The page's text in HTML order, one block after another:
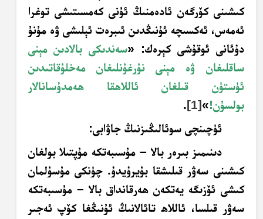
كىشىنى كۆرگەن ئادەمنىڭ ئۇنى كەمسىتىشى توغرا
ئەمەس، ئەكسىچە ئۇنىڭدىن ئىبرەت ئېلىشى ۋە مۇنۇ
دۇئانى ئوقۇشى كېرەك: «سەندىكى بالادىن مېنى
ساقلىغان ۋە مېنى نۇرغۇنلىغان مەخلۇقاتىدىن
ئۈستۈن قىلغان ئاللاھقا ھەمدۇسانالار
بولسۇن!»
[1]
.
ئۈچىنچى سوئالىڭىزنىڭ جاۋابى:
دىنىمىز بىرەر بالا – مۇسىبەتكە مۇپتىلا بولغان
كىشىنى سەۋر قىلىشقابۇيرۇيدۇ. چۈنكى مۇسۇلمان
كىشى ئۆزىگە يەتكەن ھەرقانداق بالا – مۇسىبەتكە
سەۋرقىلسا، ئاللاھ تائالانىڭ ئۇنىڭغا كۆپ ئەجىر